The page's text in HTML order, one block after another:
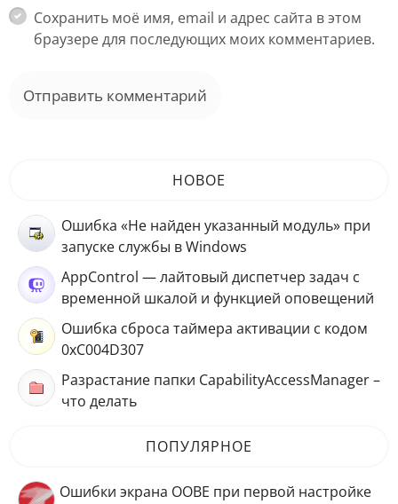
Сохранить моё имя, email и адрес сайта в этом
браузере для последующих моих комментариев.
НОВОЕ
Ошибка «Не найден указанный модуль» при
запуске службы в Windows
AppControl — лайтовый диспетчер задач с
временной шкалой и функцией оповещений
Ошибка сброса таймера активации с кодом
0xC004D307
Разрастание папки CapabilityAccessManager –
что делать
ПОПУЛЯРНОЕ
Ошибки экрана OOBE при первой настройке